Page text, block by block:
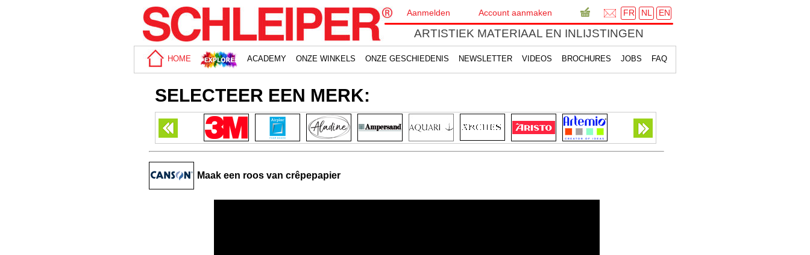
FR NL EN
ARTISTIEK MATERIAAL EN INLIJSTINGEN
Aanmelden Account aanmaken
HOME ACADEMY ONZE WINKELS ONZE GESCHIEDENIS NEWSLETTER VIDEOS BROCHURES JOBS FAQ
SELECTEER EEN MERK:
Maak een roos van crêpepapier